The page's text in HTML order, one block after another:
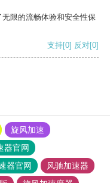
限的流畅体验和安全性保
支持[0] 反对[0]
旋风加速
器官网
器官网
风驰加速器